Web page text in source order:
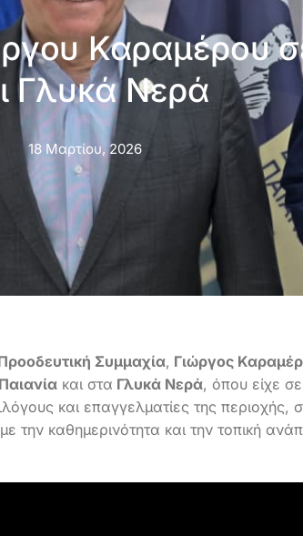
Καραμέρου
Γλυκά Νερά
18 Μαρτίου, 2026
Συμμαχία, Γιώργος
Παιανία και στα Γλυκά Νερά, όπου είχε
και επαγγελματίες της περιοχής,
την καθημερινότητα και την τοπική